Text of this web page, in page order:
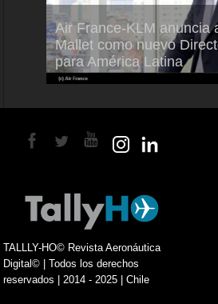
Air France-KLM anuncia
Mallet como nuevo
para América Latina
TALLLY-HO© Revista Aeronáutica
Digital© | Todos los derechos
reservados | 2014 - 2025 | Chile